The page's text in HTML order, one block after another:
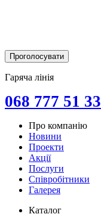
Гаряча лінія
068 777 51 33
Про компанію
Новини
Проекти
Акції
Послуги
Співробітники
Галерея
Каталог